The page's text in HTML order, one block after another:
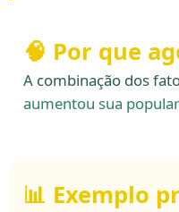
🧠 Por que
A combinação dos
aumentou sua
📊 Exemplo